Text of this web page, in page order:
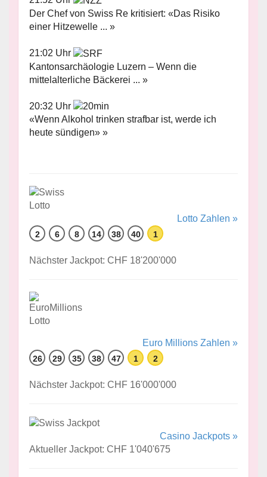
Der Chef von Swiss Re kritisiert: «Das Risiko
einer Hitzewelle ... »
21:02 Uhr
Kantonsarchäologie Luzern – Wenn die
mittelalterliche Bäckerei ... »
20:32 Uhr
«Wenn Alkohol trinken strafbar ist, werde ich
heute sündigen» »
Lotto Zahlen »
2 6 8 14 38 40 1
Nächster Jackpot: CHF 18'200'000
Euro Millions Zahlen »
26 29 35 38 47 1 2
Nächster Jackpot: CHF 16'000'000
Casino Jackpots »
Aktueller Jackpot: CHF 1'040'675